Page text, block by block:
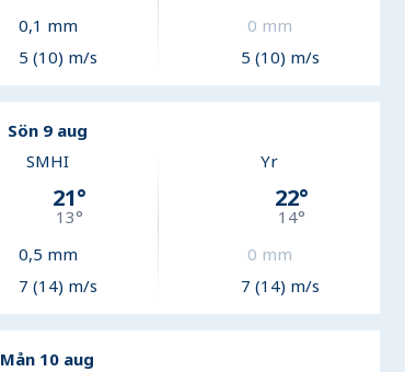
0,1 mm
5 (10) m/s
0 mm
5 (10) m/s
Sön 9 aug
SMHI
21°
13°
0,5 mm
7 (14) m/s
Yr
22°
14°
0 mm
7 (14) m/s
Mån 10 aug